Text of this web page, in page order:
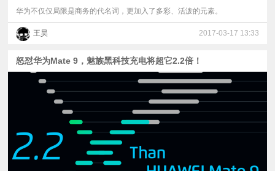
华为不仅仅局限是商务的代名词，更加入了多彩、活泼的元素。
王昊 2017-03-17 13:33
怒怼华为Mate 9，魅族黑科技充电将超它2.2倍！